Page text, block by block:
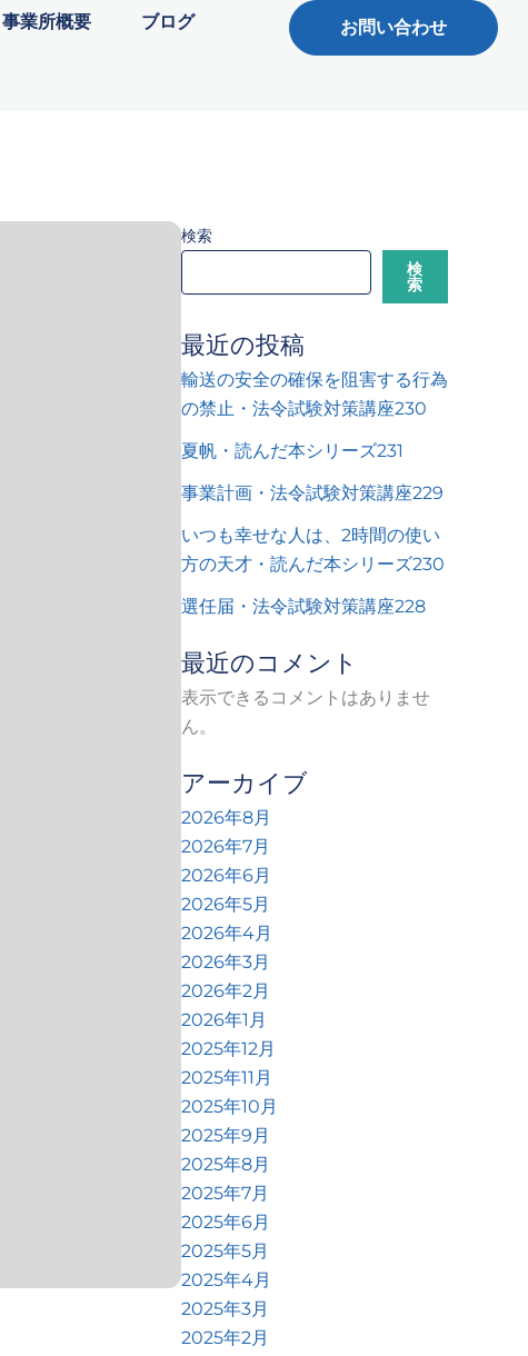
事業所概要 ブログ お問い合わせ
検索
検
索
最近の投稿
輸送の安全の確保を阻害する行為
の禁止・法令試験対策講座230
夏帆・読んだ本シリーズ231
事業計画・法令試験対策講座229
いつも幸せな人は、2時間の使い
方の天才・読んだ本シリーズ230
選任届・法令試験対策講座228
最近のコメント
表示できるコメントはありませ
ん。
アーカイブ
2026年8月
2026年7月
2026年6月
2026年5月
2026年4月
2026年3月
2026年2月
2026年1月
2025年12月
2025年11月
2025年10月
2025年9月
2025年8月
2025年7月
2025年6月
2025年5月
2025年4月
2025年3月
2025年2月